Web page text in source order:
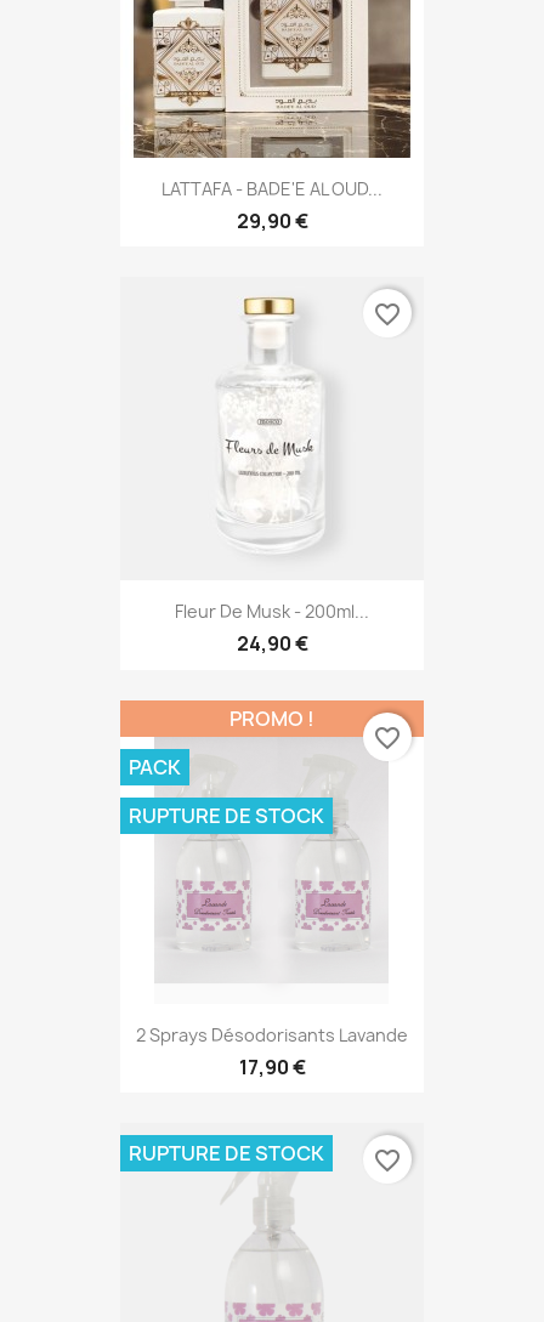
LATTAFA - BADE'E AL OUD...
29,90 €
Fleur De Musk - 200ml...
24,90 €
favorite_border
2 Sprays Désodorisants Lavande
17,90 €
PROMO !
PACK
RUPTURE DE STOCK
favorite_border
RUPTURE DE STOCK favorite_border